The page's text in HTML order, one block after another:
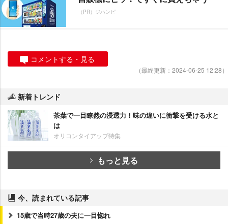
（PR）ジハンピ
コメントする・見る
（最終更新：2024-06-25 12:28）
新着トレンド
茶葉で一目瞭然の浸透力！味の違いに衝撃を受ける水と
は
オリコンタイアップ特集
もっと見る
今、読まれている記事
15歳で当時27歳の夫に一目惚れ